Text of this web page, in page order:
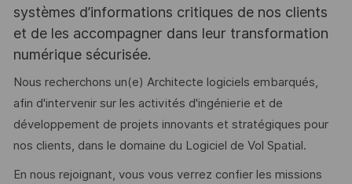
systèmes d’informations critiques de nos clients
et de les accompagner dans leur transformation
numérique sécurisée.
Nous recherchons un(e) Architecte logiciels embarqués,
afin d'intervenir sur les activités d'ingénierie et de
développement de projets innovants et stratégiques pour
nos clients, dans le domaine du Logiciel de Vol Spatial.
En nous rejoignant, vous vous verrez confier les missions